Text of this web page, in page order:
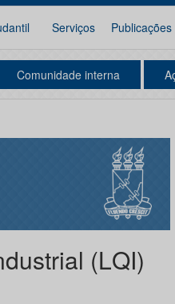
Serviços Publicações
Comunidade interna
(LQI)